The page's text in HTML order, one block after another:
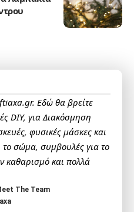
Εδώ θα βρείτε
DIY, για Διακόσμηση
φυσικές μάσκες και
σώμα, συμβουλές για το
καθαρισμό και πολλά
The Team